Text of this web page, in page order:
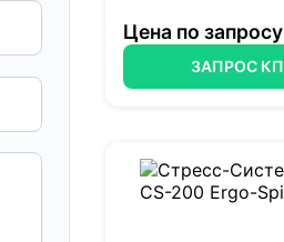
Цена по запросу
ЗАПРОС КП